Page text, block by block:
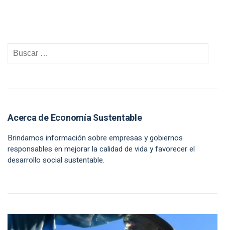
Acerca de Economía Sustentable
Brindamos información sobre empresas y gobiernos
responsables en mejorar la calidad de vida y favorecer el
desarrollo social sustentable.